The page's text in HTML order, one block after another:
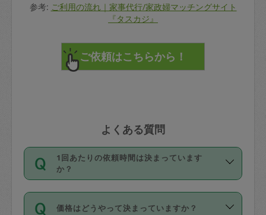
参考: ご利用の流れ｜家事代行/家政婦マッチングサイト
『タスカジ』
よくある質問
1回あたりの依頼時間は決まっています
か？
依頼1回につき3時間固定です。3時間を
超えて依頼したい場合は、延長機能をご
価格はどうやって決まっていますか？